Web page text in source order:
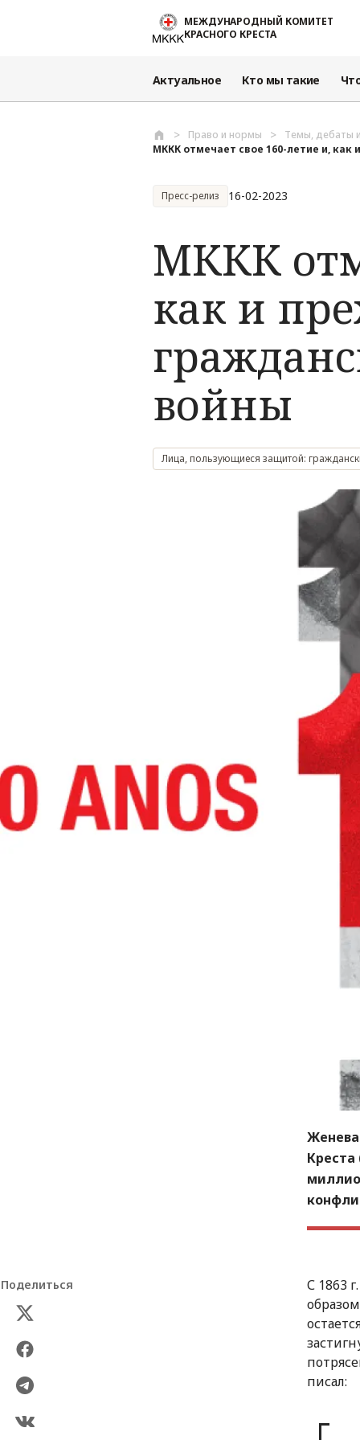
Перейти к основному содержаниюМЕЖДУНАРОДНЫЙ КОМИТЕТ
КРАСНОГО КРЕСТА
Актуальное Кто мы такие
Право и нормы
Темы, дебаты
МККК отмечает свое 160-летие и, как
Пресс-релиз 16-02-2023
МККК
как и
войны
Лица, пользующиеся защитой:
Поделиться
С 1863
писал: